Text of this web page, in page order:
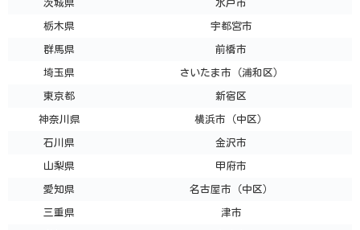
茨城県 水戸市
栃木県 宇都宮市
群馬県 前橋市
埼玉県 さいたま市（浦和区）
東京都 新宿区
神奈川県 横浜市（中区）
石川県 金沢市
山梨県 甲府市
愛知県 名古屋市（中区）
三重県 津市